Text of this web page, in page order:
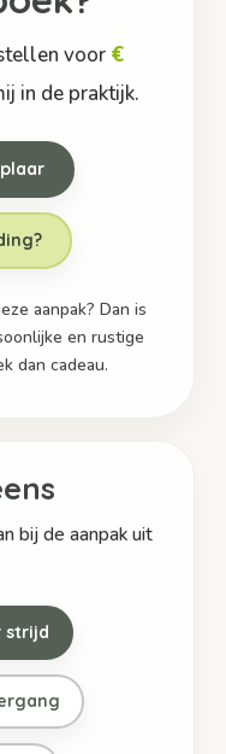
voor €
in de praktijk.
aanpak? Dan is
en rustige
dan cadeau.
bij de aanpak uit
strijd